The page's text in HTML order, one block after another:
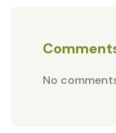
No